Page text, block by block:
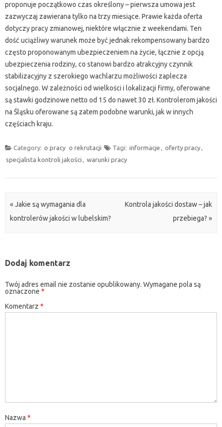
proponuje początkowo czas określony – pierwsza umowa jest
zazwyczaj zawierana tylko na trzy miesiące. Prawie każda oferta
dotyczy pracy zmianowej, niektóre włącznie z weekendami. Ten
dość uciążliwy warunek może być jednak rekompensowany bardzo
często proponowanym ubezpieczeniem na życie, łącznie z opcją
ubezpieczenia rodziny, co stanowi bardzo atrakcyjny czynnik
stabilizacyjny z szerokiego wachlarzu możliwości zaplecza
socjalnego. W zależności od wielkości i lokalizacji firmy, oferowane
są stawki godzinowe netto od 15 do nawet 30 zł. Kontrolerom jakości
na Śląsku oferowane są zatem podobne warunki, jak w innych
częściach kraju.
Category: o pracy o rekrutacji Tagi: informacje , oferty pracy,
specjalista kontroli jakości , warunki pracy
Post navigation
«Jakie są wymagania dla
kontrolerów jakości w lubelskim?
Kontrola jakości dostaw – jak
przebiega?»
Dodaj komentarz
Twój adres email nie zostanie opublikowany. Wymagane pola są
oznaczone *
Komentarz *
Nazwa *